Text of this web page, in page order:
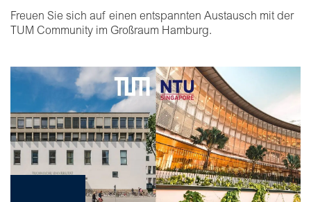
Freuen Sie sich auf einen entspannten Austausch mit der
TUM Community im Großraum Hamburg.